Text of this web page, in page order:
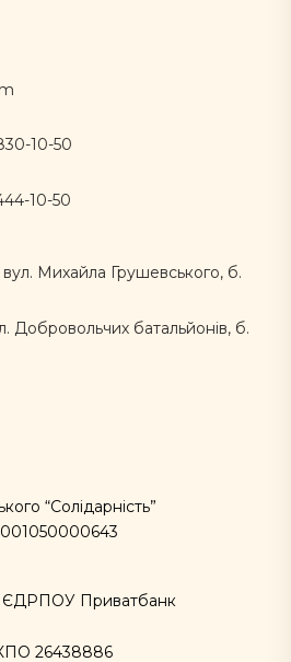
10-50
10-50
Михайла Грушевського, б.
Добровольчих батальйонів, б.
“Солідарність”
ЄДРПОУ Приватбанк
26438886